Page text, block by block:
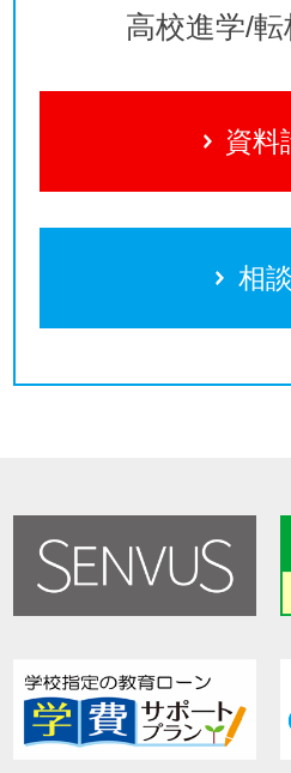
高校進学/
資料
相